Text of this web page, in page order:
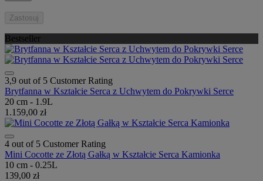
Zastosuj
Bestseller
3,9 out of 5 Customer Rating
Brytfanna w Kształcie Serca z Uchwytem do Pokrywki Serce
20 cm - 1.9L
1.159,00 zł
4 out of 5 Customer Rating
Mini Cocotte ze Złotą Gałką w Kształcie Serca Kamionka
10 cm - 0.25L
139,00 zł